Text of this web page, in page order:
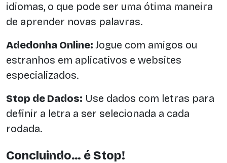
idiomas, o que pode ser uma ótima maneira
de aprender novas palavras.
Adedonha Online: Jogue com amigos ou
estranhos em aplicativos e websites
especializados.
Stop de Dados: Use dados com letras para
definir a letra a ser selecionada a cada
rodada.
Concluindo… é Stop!